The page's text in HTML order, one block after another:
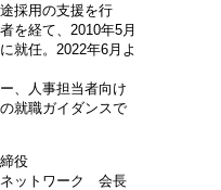
採用の支援を行
を経て、2010年5月
就任。2022年6月よ
、人事担当者向け
就職ガイダンスで
役
ットワーク 会長